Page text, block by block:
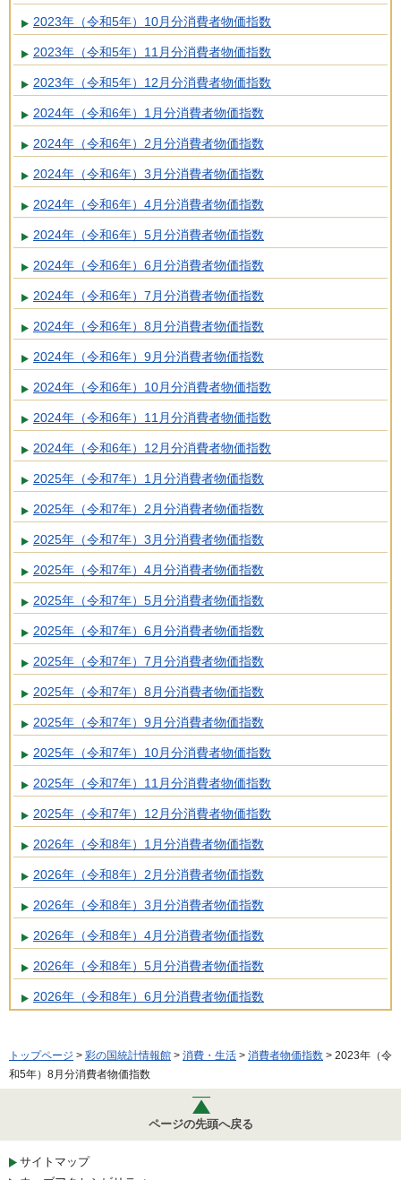
2023年（令和5年）10月分消費者物価指数
2023年（令和5年）11月分消費者物価指数
2023年（令和5年）12月分消費者物価指数
2024年（令和6年）1月分消費者物価指数
2024年（令和6年）2月分消費者物価指数
2024年（令和6年）3月分消費者物価指数
2024年（令和6年）4月分消費者物価指数
2024年（令和6年）5月分消費者物価指数
2024年（令和6年）6月分消費者物価指数
2024年（令和6年）7月分消費者物価指数
2024年（令和6年）8月分消費者物価指数
2024年（令和6年）9月分消費者物価指数
2024年（令和6年）10月分消費者物価指数
2024年（令和6年）11月分消費者物価指数
2024年（令和6年）12月分消費者物価指数
2025年（令和7年）1月分消費者物価指数
2025年（令和7年）2月分消費者物価指数
2025年（令和7年）3月分消費者物価指数
2025年（令和7年）4月分消費者物価指数
2025年（令和7年）5月分消費者物価指数
2025年（令和7年）6月分消費者物価指数
2025年（令和7年）7月分消費者物価指数
2025年（令和7年）8月分消費者物価指数
2025年（令和7年）9月分消費者物価指数
2025年（令和7年）10月分消費者物価指数
2025年（令和7年）11月分消費者物価指数
2025年（令和7年）12月分消費者物価指数
2026年（令和8年）1月分消費者物価指数
2026年（令和8年）2月分消費者物価指数
2026年（令和8年）3月分消費者物価指数
2026年（令和8年）4月分消費者物価指数
2026年（令和8年）5月分消費者物価指数
2026年（令和8年）6月分消費者物価指数
トップページ > 彩の国統計情報館 > 消費・生活 > 消費者物価指数 > 2023年（令
和5年）8月分消費者物価指数
ページの先頭へ戻る
サイトマップ